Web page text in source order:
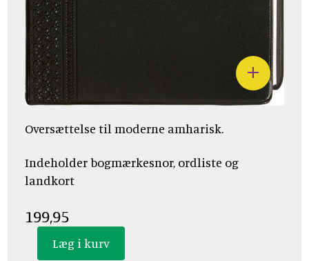
Oversættelse til moderne amharisk.
Indeholder bogmærkesnor, ordliste og
landkort
199,95